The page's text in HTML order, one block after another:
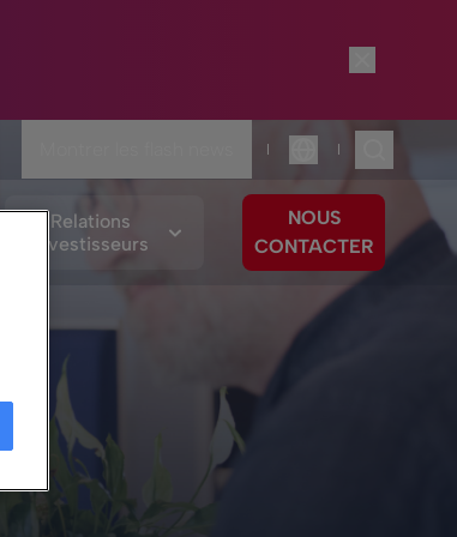
|
Langue
|
Relations
Investisseurs
NOUS
CONTACTER